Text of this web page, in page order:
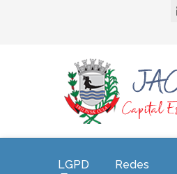
LGPD
Redes